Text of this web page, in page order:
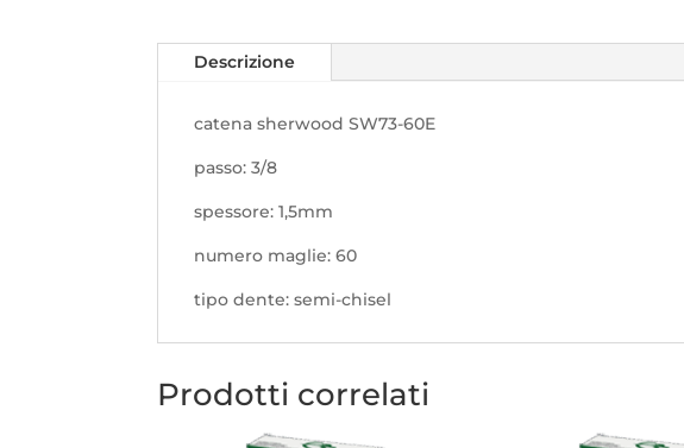
Descrizione
catena sherwood SW73-60E
passo: 3/8
spessore: 1,5mm
numero maglie: 60
tipo dente: semi-chisel
Prodotti correlati